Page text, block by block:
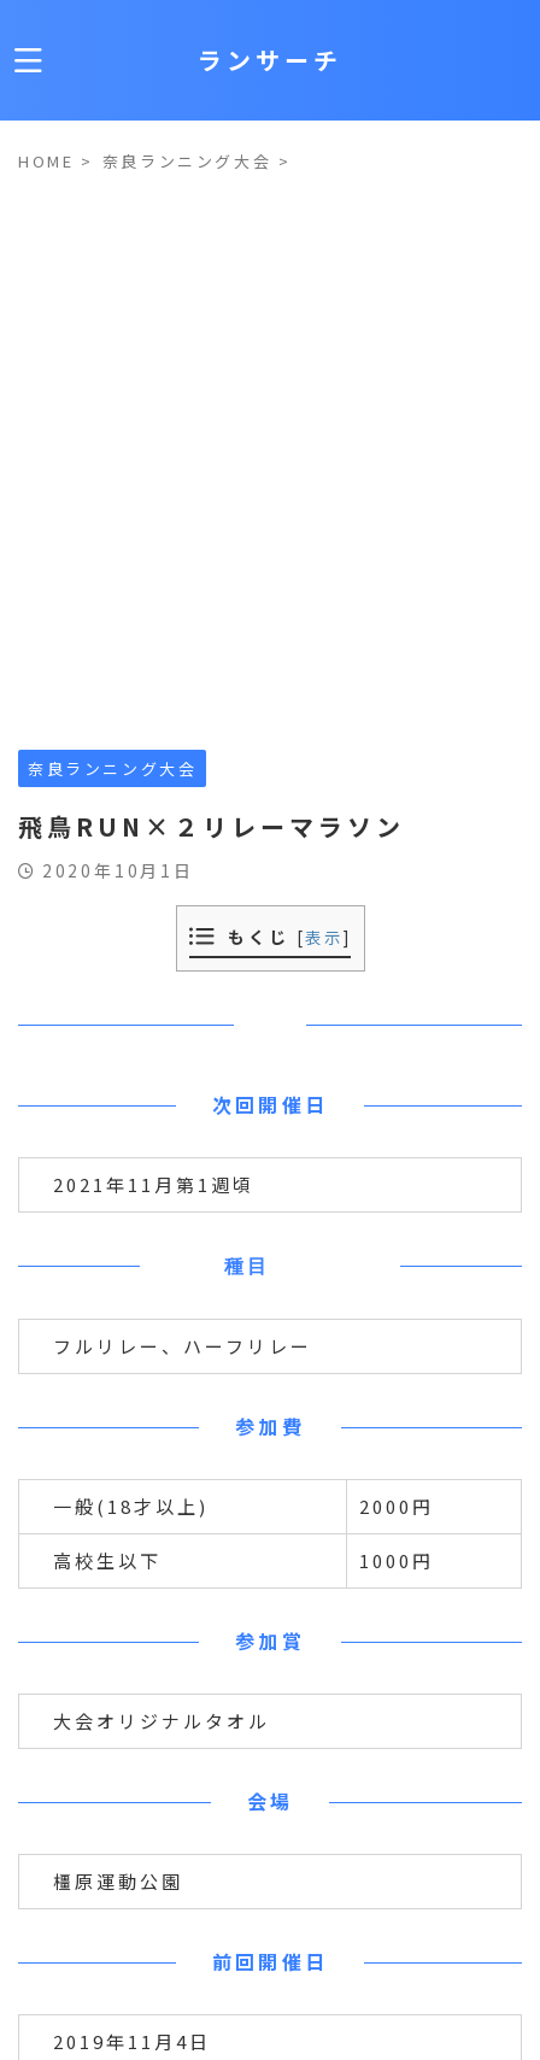
ランサーチ
HOME > 奈良ランニング大会 >
奈良ランニング大会
飛鳥RUN×２リレーマラソン
2020年10月1日
もくじ [表示]
次回開催日
2021年11月第1週頃
種目
フルリレー、ハーフリレー
参加費
一般(18才以上) 2000円
高校生以下 1000円
参加賞
大会オリジナルタオル
会場
橿原運動公園
前回開催日
2019年11月4日